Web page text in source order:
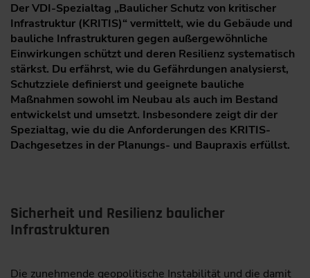
Der VDI-Spezialtag „Baulicher Schutz von kritischer
Infrastruktur (KRITIS)“ vermittelt, wie du Gebäude und
bauliche Infrastrukturen gegen außergewöhnliche
Einwirkungen schützt und deren Resilienz systematisch
stärkst. Du erfährst, wie du Gefährdungen analysierst,
Schutzziele definierst und geeignete bauliche
Maßnahmen sowohl im Neubau als auch im Bestand
entwickelst und umsetzt. Insbesondere zeigt dir der
Spezialtag, wie du die Anforderungen des KRITIS-
Dachgesetzes in der Planungs- und Baupraxis erfüllst.
Sicherheit und Resilienz baulicher
Infrastrukturen
Die zunehmende geopolitische Instabilität und die damit